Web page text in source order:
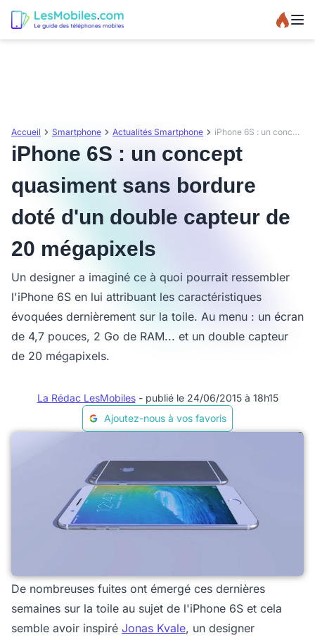
Accueil Smartphone Actualités Smartphone iPhone 6S : un concept quasiment sans bordure doté d'un double capteur de 20 mégapixels
iPhone 6S : un concept
quasiment sans bordure
doté d'un double capteur de
20 mégapixels
Un designer a imaginé ce à quoi pourrait ressembler
l'iPhone 6S en lui attribuant les caractéristiques
évoquées dernièrement sur la toile. Au menu : un écran
de 4,7 pouces, 2 Go de RAM... et un double capteur
de 20 mégapixels.
La Rédac LesMobiles - publié le 24/06/2015 à 18h15
Ajoutez-nous à vos favoris
De nombreuses fuites ont émergé ces dernières
semaines sur la toile au sujet de l'iPhone 6S et cela
semble avoir inspiré Jonas Kvale, un designer